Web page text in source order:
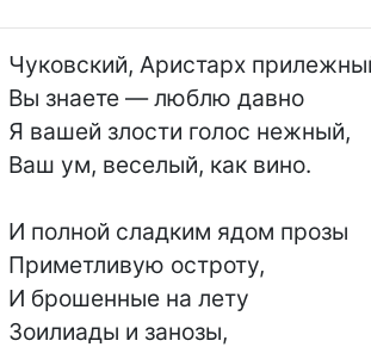
Чуковский, Аристарх
Вы знаете — люблю давно
Я вашей злости голос нежный,
Ваш ум, веселый, как вино.
И полной сладким ядом прозы
Приметливую остроту,
И брошенные на лету
Зоилиады и занозы,